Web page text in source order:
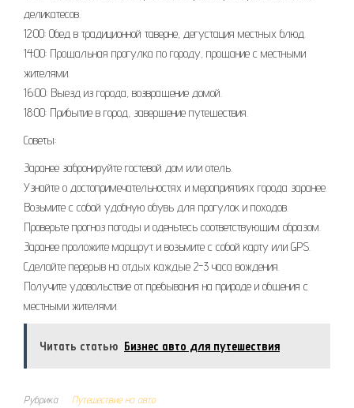
деликатесов.
12:00: Обед в традиционной таверне, дегустация местных блюд.
14:00: Прощальная прогулка по городу, прощание с местными
жителями.
16:00: Выезд из города, возвращение домой.
18:00: Прибытие в город, завершение путешествия.
Советы:
Заранее забронируйте гостевой дом или отель.
Узнайте о достопримечательностях и мероприятиях города заранее.
Возьмите с собой удобную обувь для прогулок и походов.
Проверьте прогноз погоды и оденьтесь соответствующим образом.
Заранее проложите маршрут и возьмите с собой карту или GPS.
Сделайте перерыв на отдых каждые 2-3 часа вождения.
Получите удовольствие от пребывания на природе и общения с
местными жителями.
Читать статью Бизнес авто для путешествия
Рубрика Путешествие на авто